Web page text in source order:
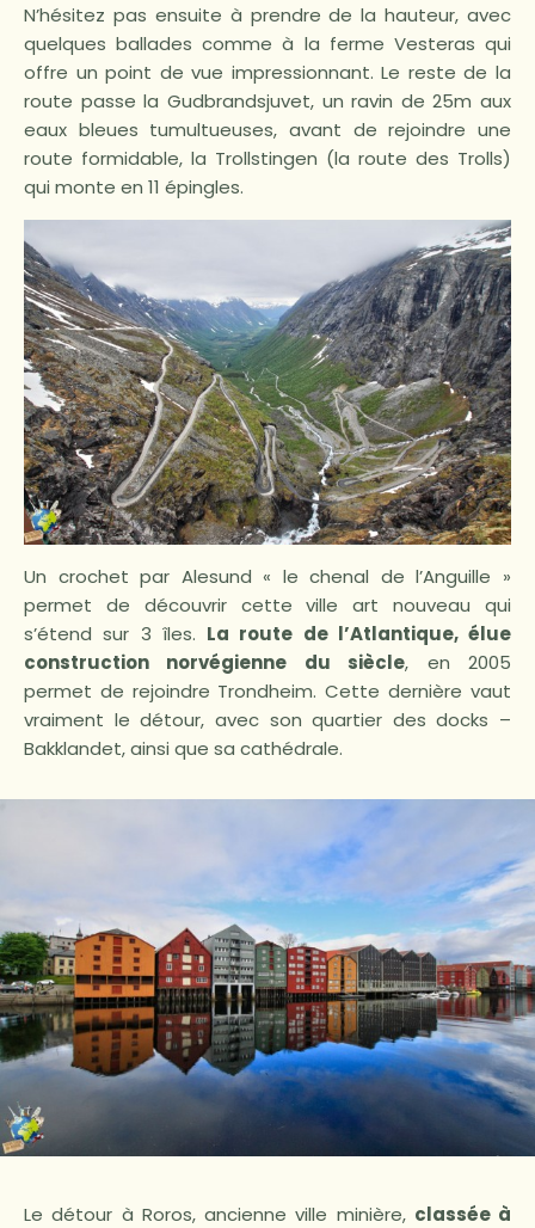
N’hésitez pas ensuite à prendre de la hauteur, avec
quelques ballades comme à la ferme Vesteras qui
offre un point de vue impressionnant. Le reste de la
route passe la Gudbrandsjuvet, un ravin de 25m aux
eaux bleues tumultueuses, avant de rejoindre une
route formidable, la Trollstingen (la route des Trolls)
qui monte en 11 épingles.
Un crochet par Alesund « le chenal de l’Anguille »
permet de découvrir cette ville art nouveau qui
s’étend sur 3 îles. La route de l’Atlantique, élue
construction norvégienne du siècle, en 2005
permet de rejoindre Trondheim. Cette dernière vaut
vraiment le détour, avec son quartier des docks –
Bakklandet, ainsi que sa cathédrale.
Le détour à Roros, ancienne ville minière, classée à